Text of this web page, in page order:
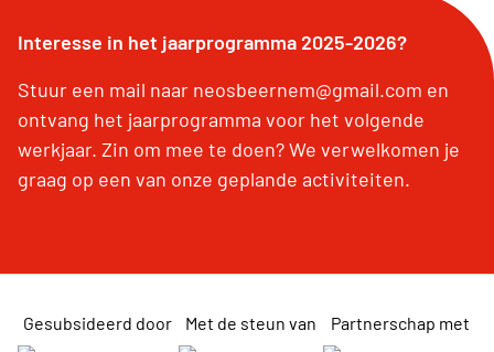
Interesse in het jaarprogramma 2025-2026?
Stuur een mail naar neosbeernem@gmail.com en
ontvang het jaarprogramma voor het volgende
werkjaar. Zin om mee te doen? We verwelkomen je
graag op een van onze geplande activiteiten.
Gesubsideerd door Met de steun van Partnerschap met